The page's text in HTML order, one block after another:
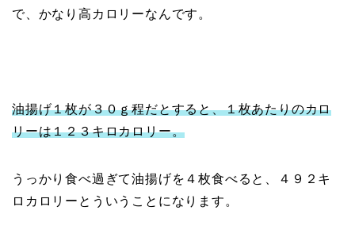
で、かなり高カロリーなんです。
油揚げ１枚が３０ｇ程だとすると、１枚あたりのカロ
リーは１２３キロカロリー。
うっかり食べ過ぎて油揚げを４枚食べると、４９２キ
ロカロリーとういうことになります。